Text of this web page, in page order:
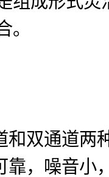
。
和双通道两
靠，噪音小